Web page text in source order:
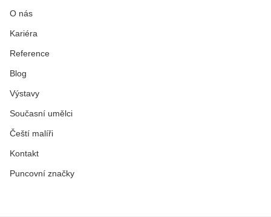
O nás
Kariéra
Reference
Blog
Výstavy
Současní umělci
Čeští malíři
Kontakt
Puncovní značky